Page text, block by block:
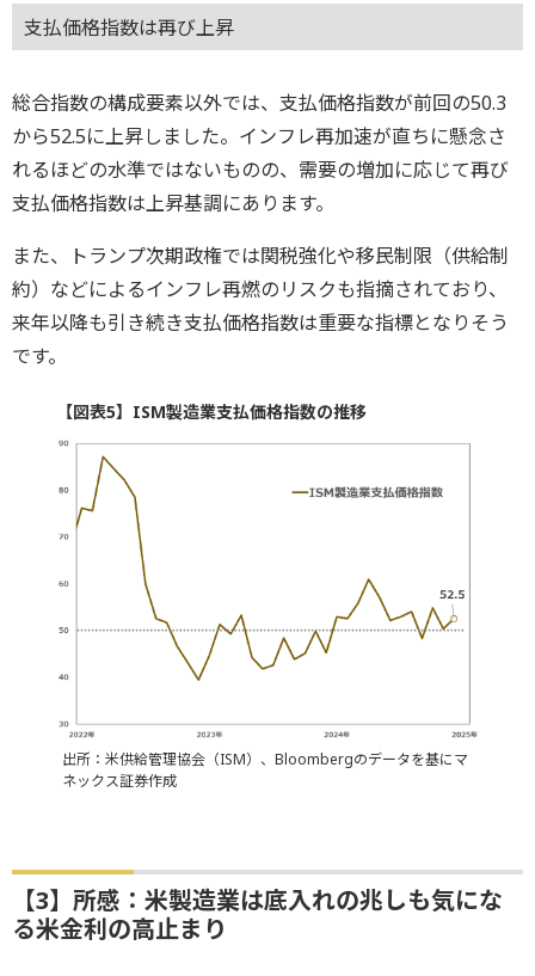
支払価格指数は再び上昇
総合指数の構成要素以外では、支払価格指数が前回の50.3
から52.5に上昇しました。インフレ再加速が直ちに懸念さ
れるほどの水準ではないものの、需要の増加に応じて再び
支払価格指数は上昇基調にあります。
また、トランプ次期政権では関税強化や移民制限（供給制
約）などによるインフレ再燃のリスクも指摘されており、
来年以降も引き続き支払価格指数は重要な指標となりそう
です。
【図表5】ISM製造業支払価格指数の推移
出所：米供給管理協会（ISM）、Bloombergのデータを基にマ
ネックス証券作成
【3】所感：米製造業は底入れの兆しも気にな
る米金利の高止まり